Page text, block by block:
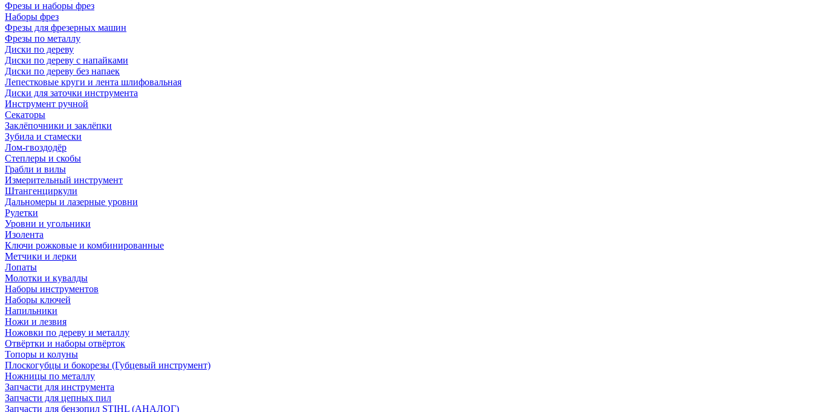
Фрезы и наборы фрез
Наборы фрез
Фрезы для фрезерных машин
Фрезы по металлу
Диски по дереву
Диски по дереву с напайками
Диски по дереву без напаек
Лепестковые круги и лента шлифовальная
Диски для заточки инструмента
Инструмент ручной
Секаторы
Заклёпочники и заклёпки
Зубила и стамески
Лом-гвоздодёр
Степлеры и скобы
Грабли и вилы
Измерительный инструмент
Штангенциркули
Дальномеры и лазерные уровни
Рулетки
Уровни и угольники
Изолента
Ключи рожковые и комбинированные
Метчики и лерки
Лопаты
Молотки и кувалды
Наборы инструментов
Наборы ключей
Напильники
Ножи и лезвия
Ножовки по дереву и металлу
Отвёртки и наборы отвёрток
Топоры и колуны
Плоскогубцы и бокорезы (Губцевый инструмент)
Ножницы по металлу
Запчасти для инструмента
Запчасти для цепных пил
Запчасти для бензопил STIHL (АНАЛОГ)